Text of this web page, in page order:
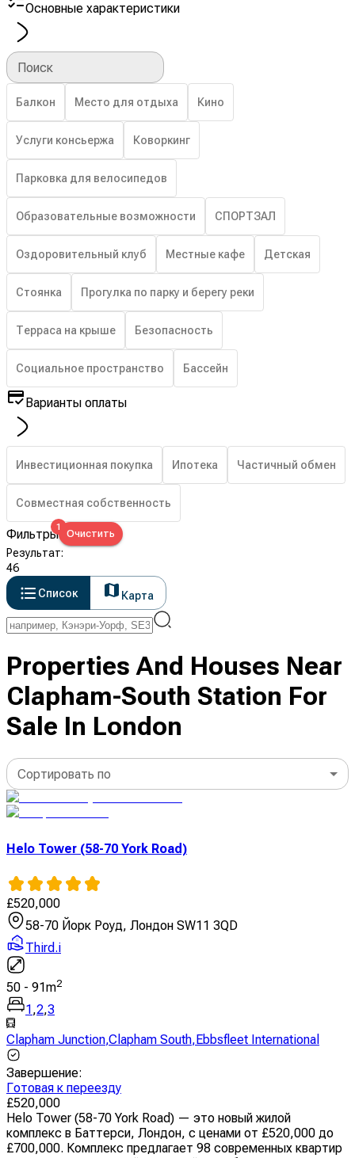
Основные характеристики
Поиск
Балкон Место для отдыха Кино
Услуги консьержа Коворкинг
Парковка для велосипедов
Образовательные возможности СПОРТЗАЛ
Оздоровительный клуб Местные кафе Детская
Стоянка Прогулка по парку и берегу реки
Терраса на крыше Безопасность
Социальное пространство Бассейн
Варианты оплаты
Инвестиционная покупка Ипотека Частичный обмен
Совместная собственность
Фильтры1
Очистить
Результат:
46
Список
Карта
Properties And Houses Near
Clapham-South Station For
Sale In London
Сортировать по
Helo Tower (58-70 York Road)
£520,000
58-70 Йорк Роуд, Лондон SW11 3QD
Third.i
50 - 91m2
1 ,2,3
Clapham Junction,Clapham South, Ebbsfleet International
Завершение:
Готовая к переезду
£520,000
Helo Tower (58-70 York Road) — это новый жилой
комплекс в Баттерси, Лондон, с ценами от £520,000 до
£700,000. Комплекс предлагает 98 современных квартир